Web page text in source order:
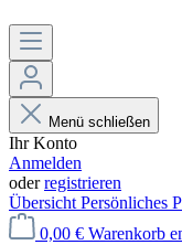
Menü schließen
Ihr Konto
Anmelden
oderregistrieren
Übersicht Persönliches
0,00 € Warenkorb